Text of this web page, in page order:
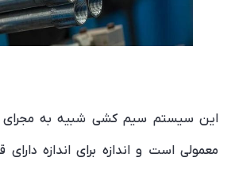
این سیستم سیم کشی شبیه به
معمولی است و اندازه برای اندازه